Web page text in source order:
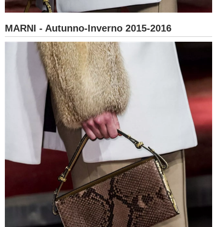
MARNI - Autunno-Inverno 2015-2016